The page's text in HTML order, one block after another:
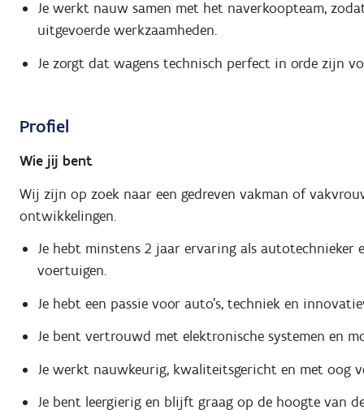
Je werkt nauw samen met het naverkoopteam,
uitgevoerde werkzaamheden.
Je zorgt dat wagens technisch perfect in orde zijn
Profiel
Wie jij bent
Wij zijn op zoek naar een gedreven vakman of
ontwikkelingen.
Je hebt minstens 2 jaar ervaring als
voertuigen.
Je hebt een passie voor auto's, techniek en
Je bent vertrouwd met elektronische systemen en
Je werkt nauwkeurig, kwaliteitsgericht en met oog
Je bent leergierig en blijft graag op de hoogte van